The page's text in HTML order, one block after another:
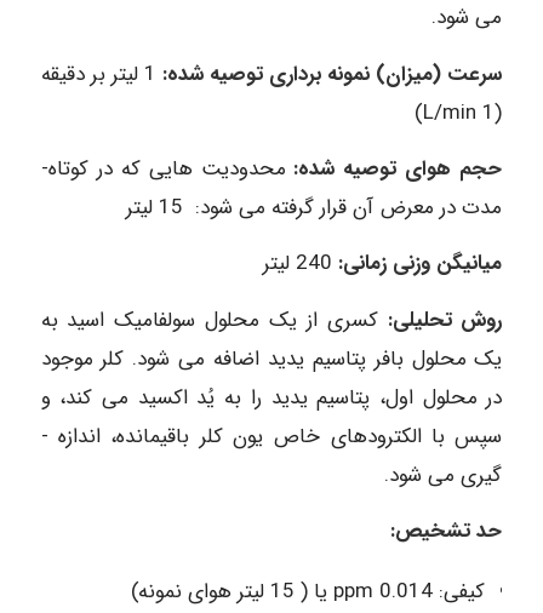
می ­شود.
سرعت (میزان) نمونه­ برداری توصیه شده:
1 لیتر بر دقیقه
(L/min 1)
حجم هوای توصیه شده: محدودیت­ هایی که در کوتاه­
مدت در معرض آن قرار گرفته می ­شود: 15 لیتر
میانیگن وزنی زمانی:
روش تحلیلی: کسری از یک محلول سولفامیک اسید به
یک محلول بافر پتاسیم یدید اضافه می­ شود. کلر موجود
در محلول اول، پتاسیم یدید را به یُد اکسید می­ کند، و
سپس با الکترودهای خاص یون کلر باقی­مانده، اندازه ­
گیری می­ شود.
حد تشخیص:
کیفی: ppm 0.014 یا ( 15 لیتر هوای نمونه)